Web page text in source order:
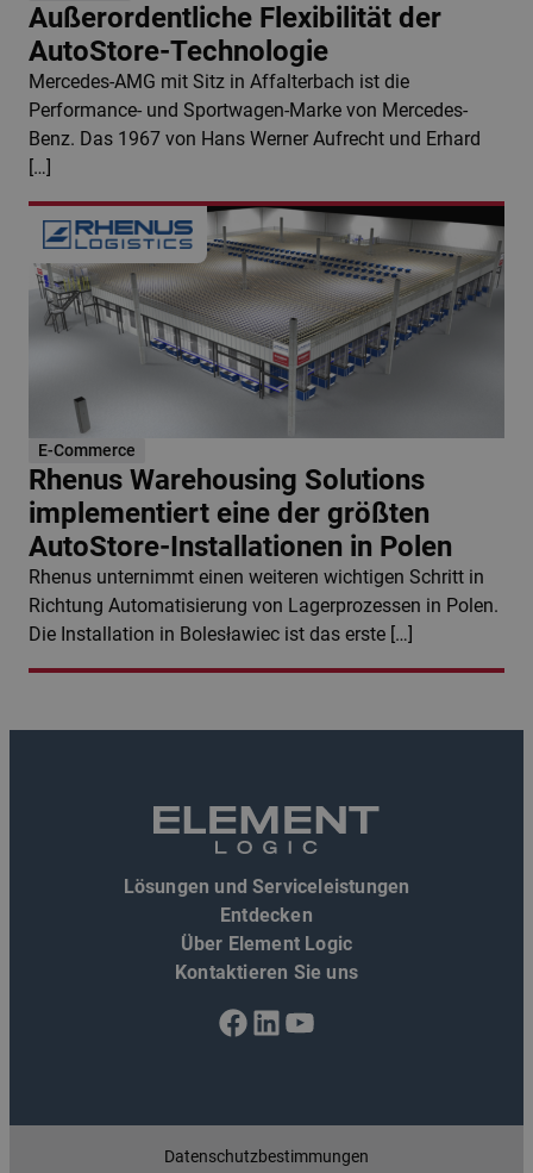
Außerordentliche Flexibilität der
AutoStore-Technologie
Mercedes-AMG mit Sitz in Affalterbach ist die
Performance- und Sportwagen-Marke von Mercedes-
Benz. Das 1967 von Hans Werner Aufrecht und Erhard
[…]
E-Commerce
Rhenus Warehousing Solutions
implementiert eine der größten
AutoStore-Installationen in Polen
Rhenus unternimmt einen weiteren wichtigen Schritt in
Richtung Automatisierung von Lagerprozessen in Polen.
Die Installation in Bolesławiec ist das erste […]
Lösungen und Serviceleistungen
Entdecken
Über Element Logic
Kontaktieren Sie uns
Facebook
LinkedIn
YouTube
Datenschutzbestimmungen